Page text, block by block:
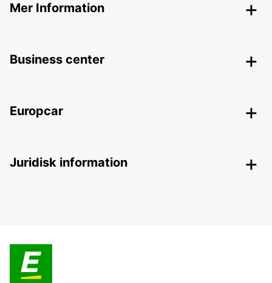
Mer Information
Business center
Europcar
Juridisk information